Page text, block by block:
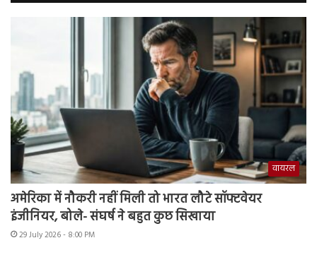
वायरल
अमेरिका में नौकरी नहीं मिली तो भारत लौटे सॉफ्टवेयर
इंजीनियर, बोले- संघर्ष ने बहुत कुछ सिखाया
29 July 2026 - 8:00 PM